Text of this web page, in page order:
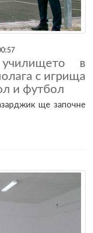
в
с игрища
и футбол
ще започне